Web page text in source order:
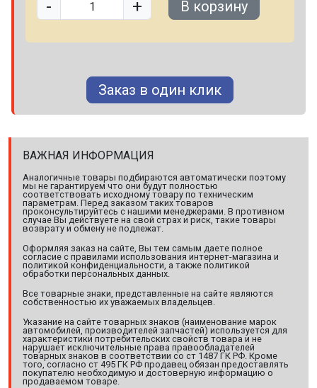
- + В корзину
Заказ в один клик
ВАЖНАЯ ИНФОРМАЦИЯ
Аналогичные товары подбираются автоматически поэтому
мы не гарантируем что они будут полностью
соответствовать исходному товару по техническим
параметрам. Перед заказом таких товаров
проконсультируйтесь с нашими менеджерами. В противном
случае Вы действуете на свой страх и риск, такие товары
возврату и обмену не подлежат.
Оформляя заказ на сайте, Вы тем самым даете полное
согласие с правилами использования интернет-магазина и
политикой конфиденциальности, а также политикой
обработки персональных данных.
Все товарные знаки, представленные на сайте являются
собственностью их уважаемых владельцев.
Указание на сайте товарных знаков (наименование марок
автомобилей, производителей запчастей) используется для
характеристики потребительских свойств товара и не
нарушает исключительные права правообладателей
товарных знаков в соответствии со ст 1487 ГК РФ. Кроме
того, согласно ст 495 ГК РФ продавец обязан предоставлять
покупателю необходимую и достоверную информацию о
продаваемом товаре.